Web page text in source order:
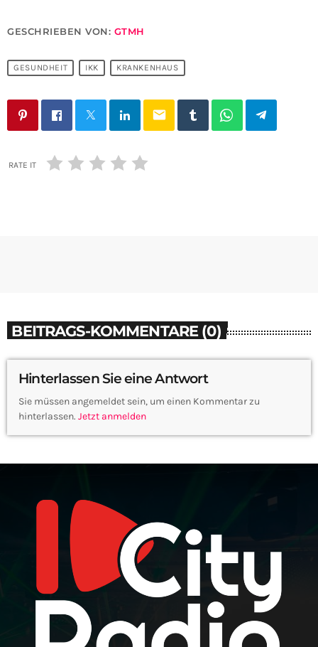
GESCHRIEBEN VON: GTMH
GESUNDHEIT IKK KRANKENHAUS
email
RATE IT
BEITRAGS-KOMMENTARE (0)
Hinterlassen Sie eine Antwort
Sie müssen angemeldet sein, um einen Kommentar zu
hinterlassen. Jetzt anmelden